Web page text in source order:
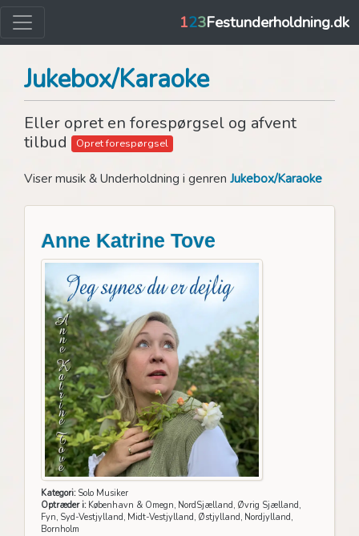
123Festunderholdning.dk
Jukebox/Karaoke
Eller opret en forespørgsel og afvent
tilbud
Opret forespørgsel
Viser musik & Underholdning i genren Jukebox/Karaoke
Anne Katrine Tove
Kategori:Solo Musiker
Optræder i:København & Omegn, NordSjælland, Øvrig Sjælland,
Fyn, Syd-Vestjylland, Midt-Vestjylland, Østjylland, Nordjylland,
Bornholm